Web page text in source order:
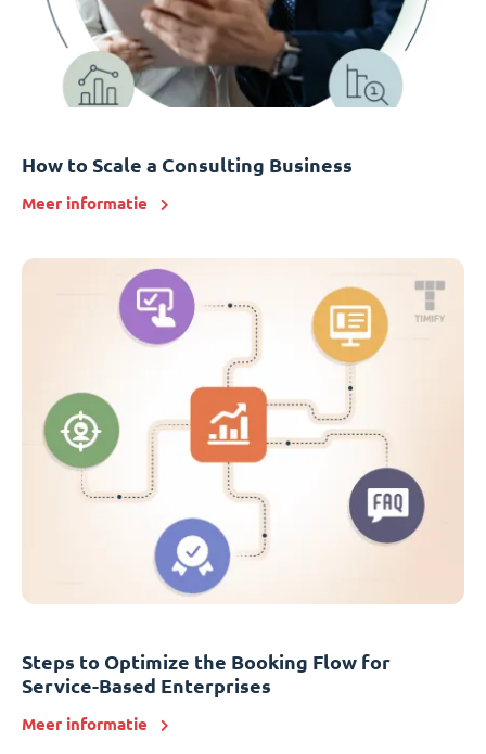
How to Scale a Consulting Business
Meer informatie
Steps to Optimize the Booking Flow for
Service-Based Enterprises
Meer informatie